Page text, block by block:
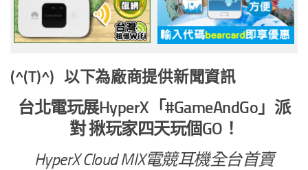
(^(T)^) 以下為廠商提供新聞資訊
台北電玩展HyperX 「#GameAndGo 」派
對揪玩家四天玩個GO ！
HyperX Cloud MIX電競耳機全台首賣